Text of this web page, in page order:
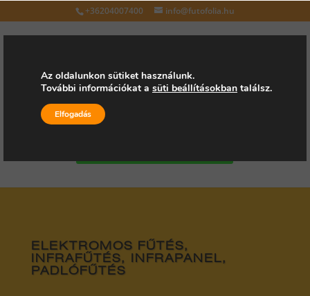
+36204007400 info@futofolia.hu
Válasszon oldalt
ELEKTROMOS FŰTÉS,
INFRAFŰTÉS, INFRAPANEL,
PADLÓFŰTÉS
Az oldalunkon sütiket használunk.
További információkat a süti beállításokban találsz.
Elfogadás